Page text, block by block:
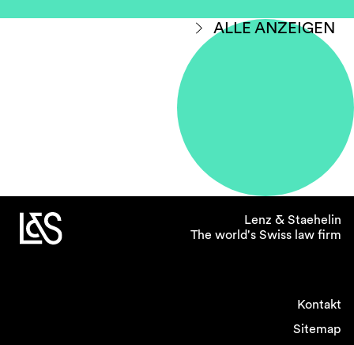
ALLE ANZEIGEN
Lenz & Staehelin
The world's Swiss law firm
Kontakt
Sitemap